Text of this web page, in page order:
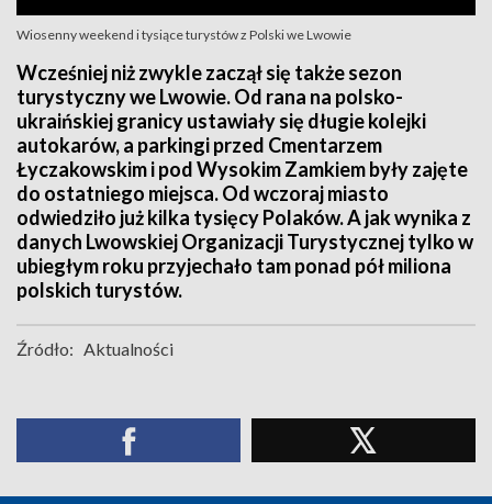
Wiosenny weekend i tysiące turystów z Polski we Lwowie
Wcześniej niż zwykle zaczął się także sezon
turystyczny we Lwowie. Od rana na polsko-
ukraińskiej granicy ustawiały się długie kolejki
autokarów, a parkingi przed Cmentarzem
Łyczakowskim i pod Wysokim Zamkiem były zajęte
do ostatniego miejsca. Od wczoraj miasto
odwiedziło już kilka tysięcy Polaków. A jak wynika z
danych Lwowskiej Organizacji Turystycznej tylko w
ubiegłym roku przyjechało tam ponad pół miliona
polskich turystów.
Źródło: Aktualności